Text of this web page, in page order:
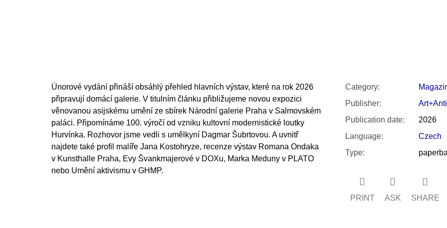
Únorové vydání přináší obsáhlý přehled hlavních výstav, které na rok 2026
připravují domácí galerie. V titulním článku přibližujeme novou expozici
věnovanou asijskému umění ze sbírek Národní galerie Praha v Salmovském
paláci. Připomínáme 100. výročí od vzniku kultovní modernistické loutky
Hurvínka. Rozhovor jsme vedli s umělkyní Dagmar Šubrtovou. A uvnitř
najdete také profil malíře Jana Kostohryze, recenze výstav Romana Ondaka
v Kunsthalle Praha, Evy Švankmajerové v DOXu, Marka Meduny v PLATO
nebo Umění aktivismu v GHMP.
Category:
Publisher:
Publication date:
2026
Language:
Czech
Type:
PRINT ASK SHARE